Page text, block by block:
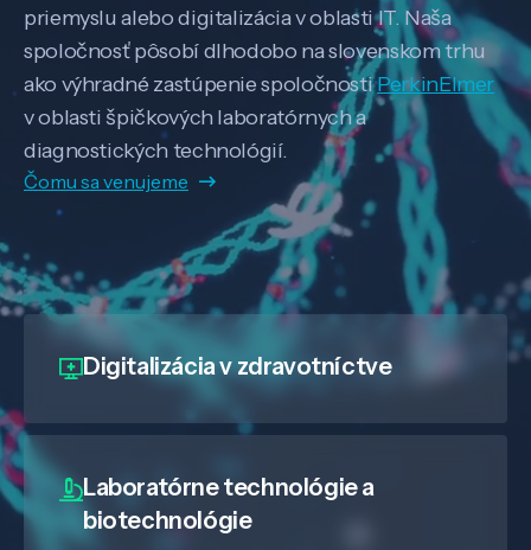
priemyslu alebo digitalizácia v oblasti IT. Naša
spoločnosť pôsobí dlhodobo na slovenskom trhu
ako výhradné zastúpenie spoločnostiPerkinElmer
v oblasti špičkových laboratórnych a
diagnostických technológií.
Čomu sa venujeme
Digitalizáciav zdravotníctve
Laboratórne technológie a
biotechnológie